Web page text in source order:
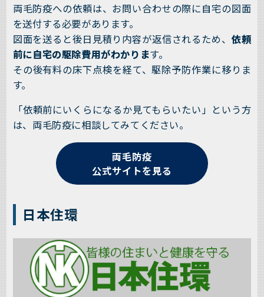
両毛防疫への依頼は、お問い合わせの際に自宅の図面
を送付する必要があります。
図面を送ると後日見積り内容が返信されるため、 依頼
前に自宅の駆除費用がわかります。
その後有料の床下点検を経て、駆除予防作業に移りま
す。
「依頼前にいくらになるか見てもらいたい」という方
は、両毛防疫に相談してみてください。
両毛防疫
公式サイトを見る
日本住環